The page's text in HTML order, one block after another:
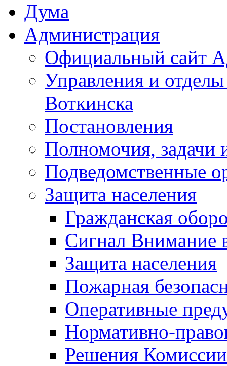
Дума
Администрация
Официальный сайт
Управления и
Воткинска
Постановления
Полномочия, задачи
Подведомственные
Защита населения
Гражданская
Сигнал Внимание
Защита населения
Пожарная
Оперативные
Нормативно-
Решения